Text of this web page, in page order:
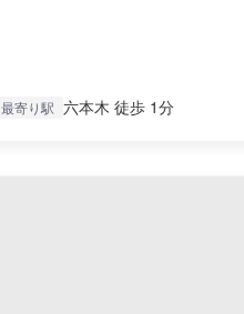
最寄り駅 六本木 徒歩 1分